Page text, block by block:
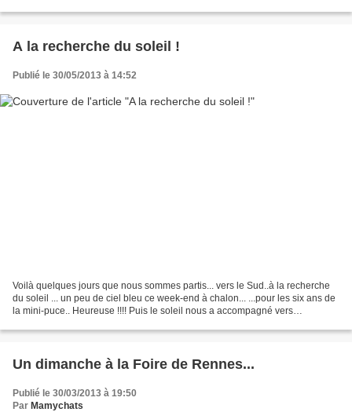
A la recherche du soleil !
Publié le 30/05/2013 à 14:52
Voilà quelques jours que nous sommes partis... vers le Sud..à la recherche
du soleil ... un peu de ciel bleu ce week-end à chalon... ...pour les six ans de
la mini-puce.. Heureuse !!!! Puis le soleil nous a accompagné vers
Un dimanche à la Foire de Rennes...
Publié le 30/03/2013 à 19:50
Par Mamychats